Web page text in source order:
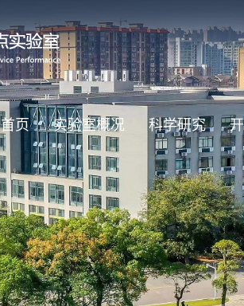
首页 实验室概况 科学研究